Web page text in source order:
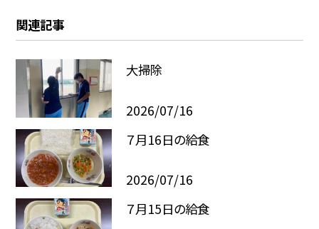
関連記事
大掃除
2026/07/16
７月16日の給食
2026/07/16
７月15日の給食